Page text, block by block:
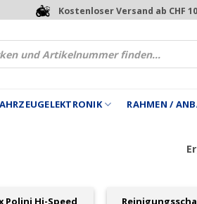
Kostenloser Versand ab CHF
RAHMEN /
Polini Hi-Speed